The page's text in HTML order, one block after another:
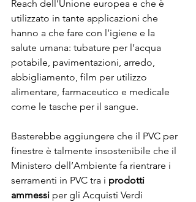
Reach dell’Unione europea e che è
utilizzato in tante applicazioni che
hanno a che fare con l’igiene e la
salute umana: tubature per l’acqua
potabile, pavimentazioni, arredo,
abbigliamento, film per utilizzo
alimentare, farmaceutico e medicale
come le tasche per il sangue.
Basterebbe aggiungere che il PVC per
finestre è talmente insostenibile che il
Ministero dell’Ambiente fa rientrare i
serramenti in PVC tra i prodotti
ammessi per gli Acquisti Verdi